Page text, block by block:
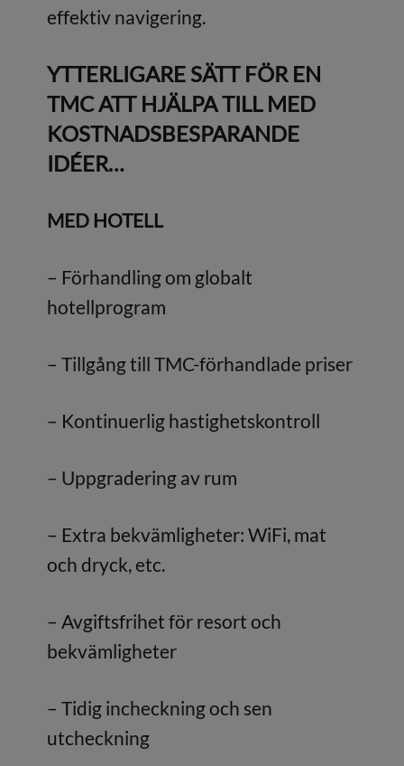
effektiv navigering.
YTTERLIGARE SÄTT FÖR EN
TMC ATT HJÄLPA TILL MED
KOSTNADSBESPARANDE
IDÉER…
MED HOTELL
– Förhandling om globalt
hotellprogram
– Tillgång till TMC-förhandlade priser
– Kontinuerlig hastighetskontroll
– Uppgradering av rum
– Extra bekvämligheter: WiFi, mat
och dryck, etc.
– Avgiftsfrihet för resort och
bekvämligheter
– Tidig incheckning och sen
utcheckning